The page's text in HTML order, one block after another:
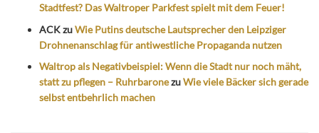
Stadtfest? Das Waltroper Parkfest spielt mit dem Feuer!
ACKzuWie Putins deutsche Lautsprecher den Leipziger
Drohnenanschlag für antiwestliche Propaganda nutzen
Waltrop als Negativbeispiel: Wenn die Stadt nur noch mäht,
statt zu pflegen – RuhrbaronezuWie viele Bäcker sich gerade
selbst entbehrlich machen